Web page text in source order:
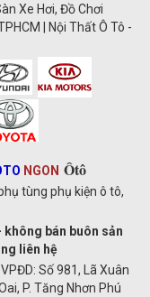
Xe Hơi, Đồ Chơi
| Nội Thất Ô Tô -
NGON Ôtô
tùng phụ kiện ô tô,
không bán buôn sản
liên hệ
VPĐD: Số 981, Lã Xuân
P. Tăng Nhơn Phú